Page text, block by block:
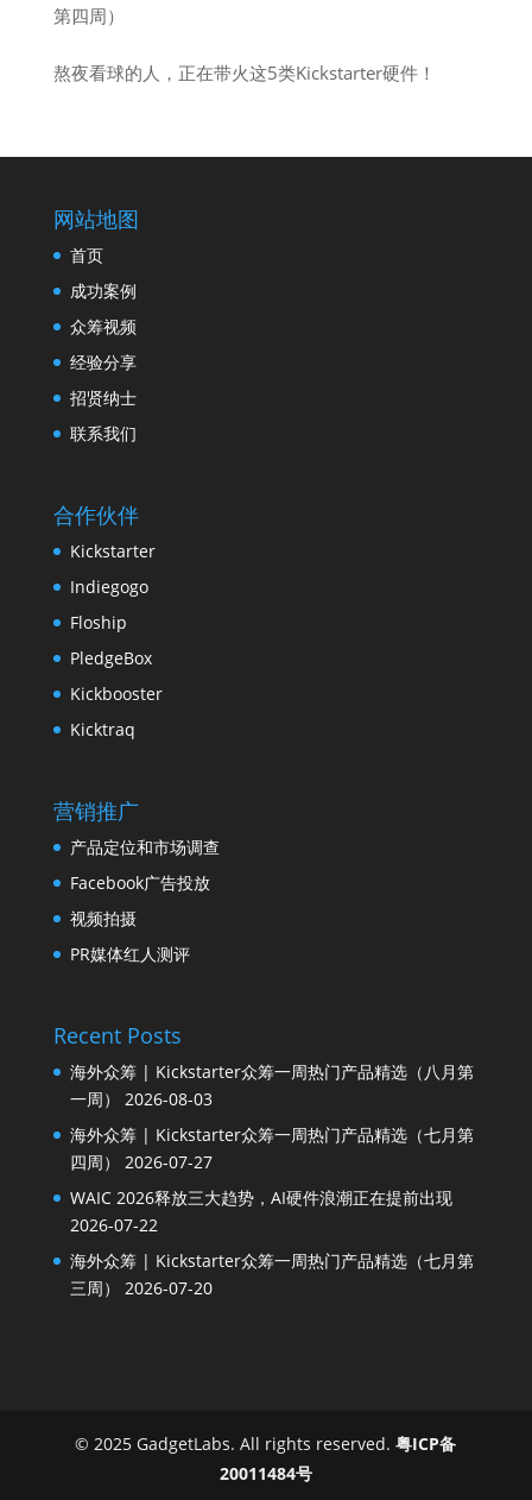
第四周）
熬夜看球的人，正在带火这5类Kickstarter硬件！
网站地图
首页
成功案例
众筹视频
经验分享
招贤纳士
联系我们
合作伙伴
Kickstarter
Indiegogo
Floship
PledgeBox
Kickbooster
Kicktraq
营销推广
产品定位和市场调查
Facebook广告投放
视频拍摄
PR媒体红人测评
Recent Posts
海外众筹 | Kickstarter众筹一周热门产品精选（八月第
一周）
2026-08-03
海外众筹 | Kickstarter众筹一周热门产品精选（七月第
四周）
2026-07-27
WAIC 2026释放三大趋势，AI硬件浪潮正在提前出现
2026-07-22
海外众筹 | Kickstarter众筹一周热门产品精选（七月第
三周）
2026-07-20
© 2025 GadgetLabs. All rights reserved.粤ICP备
20011484号